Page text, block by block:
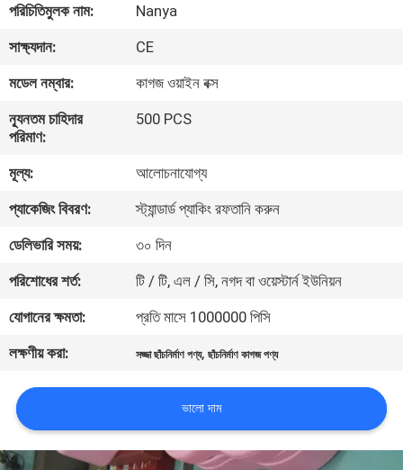
VR
প্রদর্শন
আমাদের
সম্পর্কে
কারখানা
ভ্রমণ
মান
নিয়ন্ত্রণ
যোগাযোগ
করুন
পরিচিতিমুলক নাম:
Nanya
সাক্ষ্যদান:
CE
মডেল নম্বার:
কাগজ ওয়াইন বক্স
ন্যূনতম চাহিদার
পরিমাণ:
500 PCS
মূল্য:
আলোচনাযোগ্য
প্যাকেজিং বিবরণ:
স্ট্যান্ডার্ড প্যাকিং রফতানি করুন
ডেলিভারি সময়:
৩০ দিন
পরিশোধের শর্ত:
টি / টি, এল / সি, নগদ বা ওয়েস্টার্ন ইউনিয়ন
যোগানের ক্ষমতা:
প্রতি মাসে 1000000 পিসি
লক্ষণীয় করা:
সজ্জা ছাঁচনির্মাণ পণ্য,ছাঁচনির্মাণ কাগজ পণ্য
ভালো দাম